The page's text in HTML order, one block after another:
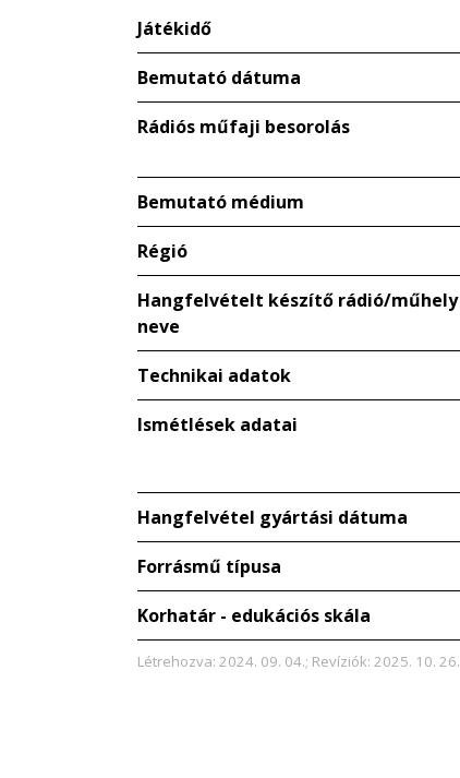
Játékidő
Bemutató dátuma
Rádiós műfaji besorolás
Bemutató médium
Régió
Hangfelvételt készítő rádió/műhely
neve
Technikai adatok
Ismétlések adatai
Hangfelvétel gyártási dátuma
Forrásmű típusa
Korhatár - edukációs skála
Létrehozva: 2024. 09. 04.; Revíziók: 2025. 10. 26.